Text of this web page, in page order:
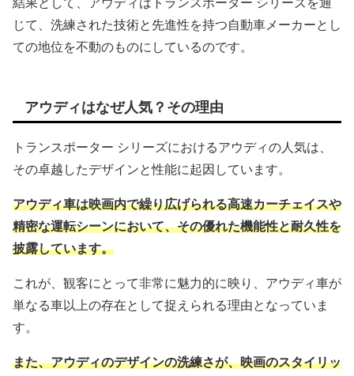
結果として、アウディはトランスポーター シリーズを通
じて、洗練された技術と先進性を持つ自動車メーカーとし
ての地位を不動のものにしているのです。
アウディはなぜ人気？その理由
トランスポーター シリーズにおけるアウディの人気は、
その卓越したデザインと性能に起因しています。
アウディ車は映画内で繰り広げられる高速カーチェイスや
精密な運転シーンにおいて、その優れた機能性と耐久性を
披露しています。
これが、観客にとって非常に魅力的に映り、アウディ車が
単なる車以上の存在として捉えられる理由となっていま
す。
また、アウディのデザインの洗練さが、映画のスタイリッ